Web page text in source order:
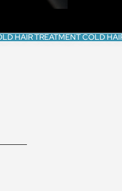
HAIR TREATMENT COLD